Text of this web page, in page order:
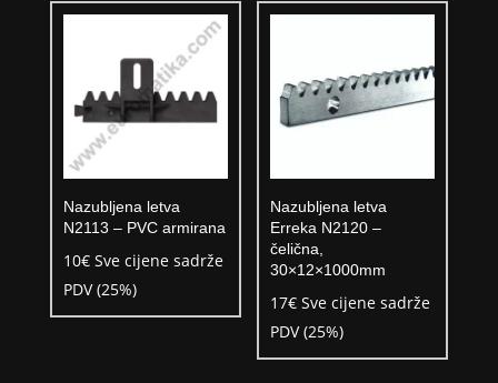
480€
Nazubljena letva
N2113 – PVC armirana
10€ Sve cijene sadrže
PDV (25%)
Nazubljena letva
Erreka N2120 –
čelična,
30×12×1000mm
17€ Sve cijene sadrže
PDV (25%)